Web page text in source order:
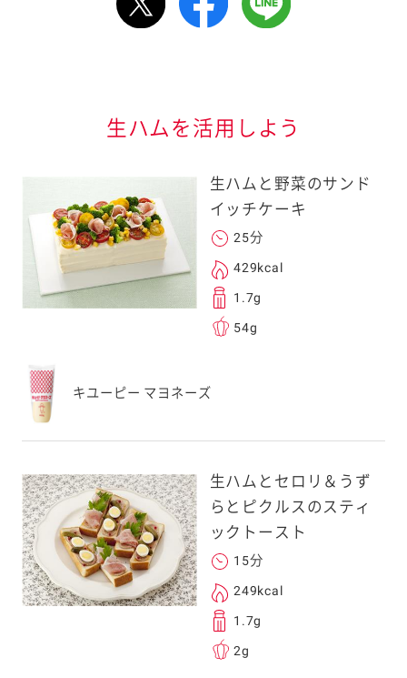
身以外の方に送
旦ご自身で受け
転送していただけ
。
元コードをス
ォンのカメラ
るとアクセス
生ハムを活用しよう
生ハムと野菜のサンド
イッチケーキ
25分
429kcal
1.7g
54g
キユーピー マヨネーズ
生ハムとセロリ＆うず
らとピクルスのスティ
ックトースト
15分
249kcal
1.7g
2g